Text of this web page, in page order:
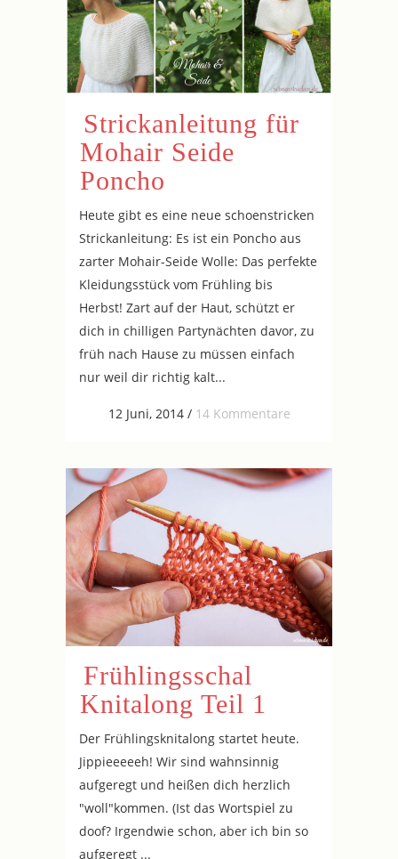
Strickanleitung für
Mohair Seide
Poncho
Heute gibt es eine neue schoenstricken
Strickanleitung: Es ist ein Poncho aus
zarter Mohair-Seide Wolle: Das perfekte
Kleidungsstück vom Frühling bis
Herbst! Zart auf der Haut, schützt er
dich in chilligen Partynächten davor, zu
früh nach Hause zu müssen einfach
nur weil dir richtig kalt...
12 Juni, 2014/ 14 Kommentare
Frühlingsschal
Knitalong Teil 1
Der Frühlingsknitalong startet heute.
Jippieeeeeh! Wir sind wahnsinnig
aufgeregt und heißen dich herzlich
"woll"kommen. (Ist das Wortspiel zu
doof? Irgendwie schon, aber ich bin so
aufgeregt ...